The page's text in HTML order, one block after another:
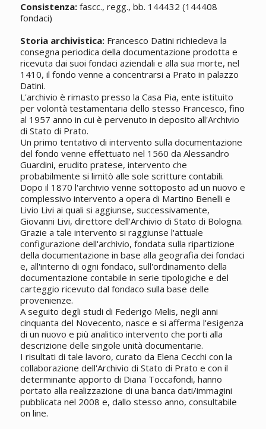
Consistenza:fascc., regg., bb. 144432 (144408
fondaci)
Storia archivistica:Francesco Datini richiedeva la
consegna periodica della documentazione prodotta e
ricevuta dai suoi fondaci aziendali e alla sua morte, nel
1410, il fondo venne a concentrarsi a Prato in palazzo
Datini.
L'archivio è rimasto presso la Casa Pia, ente istituito
per volontà testamentaria dello stesso Francesco, fino
al 1957 anno in cui è pervenuto in deposito all'Archivio
di Stato di Prato.
Un primo tentativo di intervento sulla documentazione
del fondo venne effettuato nel 1560 da Alessandro
Guardini, erudito pratese, intervento che
probabilmente si limitò alle sole scritture contabili.
Dopo il 1870 l'archivio venne sottoposto ad un nuovo e
complessivo intervento a opera di Martino Benelli e
Livio Livi ai quali si aggiunse, successivamente,
Giovanni Livi, direttore dell'Archivio di Stato di Bologna.
Grazie a tale intervento si raggiunse l'attuale
configurazione dell'archivio, fondata sulla ripartizione
della documentazione in base alla geografia dei fondaci
e, all'interno di ogni fondaco, sull'ordinamento della
documentazione contabile in serie tipologiche e del
carteggio ricevuto dal fondaco sulla base delle
provenienze.
A seguito degli studi di Federigo Melis, negli anni
cinquanta del Novecento, nasce e si afferma l'esigenza
di un nuovo e più analitico intervento che porti alla
descrizione delle singole unità documentarie.
I risultati di tale lavoro, curato da Elena Cecchi con la
collaborazione dell'Archivio di Stato di Prato e con il
determinante apporto di Diana Toccafondi, hanno
portato alla realizzazione di una banca dati/immagini
pubblicata nel 2008 e, dallo stesso anno, consultabile
on line.